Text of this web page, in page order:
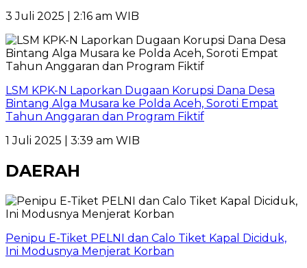
3 Juli 2025 | 2:16 am WIB
LSM KPK-N Laporkan Dugaan Korupsi Dana Desa
Bintang Alga Musara ke Polda Aceh, Soroti Empat
Tahun Anggaran dan Program Fiktif
1 Juli 2025 | 3:39 am WIB
DAERAH
Penipu E-Tiket PELNI dan Calo Tiket Kapal Diciduk,
Ini Modusnya Menjerat Korban